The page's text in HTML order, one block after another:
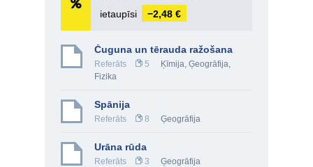
ietaupīsi
−2,48 €
Čuguna un tērauda ražošana
Referāts 5 Ķīmija, Ģeogrāfija,
Fizika
Spānija
Referāts 8 Ģeogrāfija
Urāna rūda
Referāts 3 Ģeogrāfija